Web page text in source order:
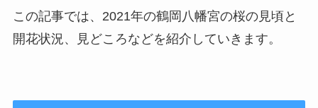
この記事では、2021年の鶴岡八幡宮の桜の見頃と
開花状況、見どころなどを紹介していきます。